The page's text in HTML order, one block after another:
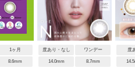
1ヶ月
8.6mm
度あり・なし ワンデー
14.0mm 8.7mm
度